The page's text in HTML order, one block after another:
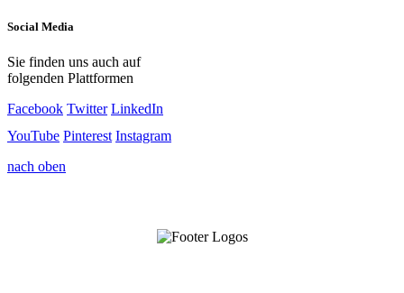
Social Media
Sie finden uns auch auf
folgenden Plattformen
Facebook Twitter LinkedIn
YouTube Pinterest Instagram
nach oben